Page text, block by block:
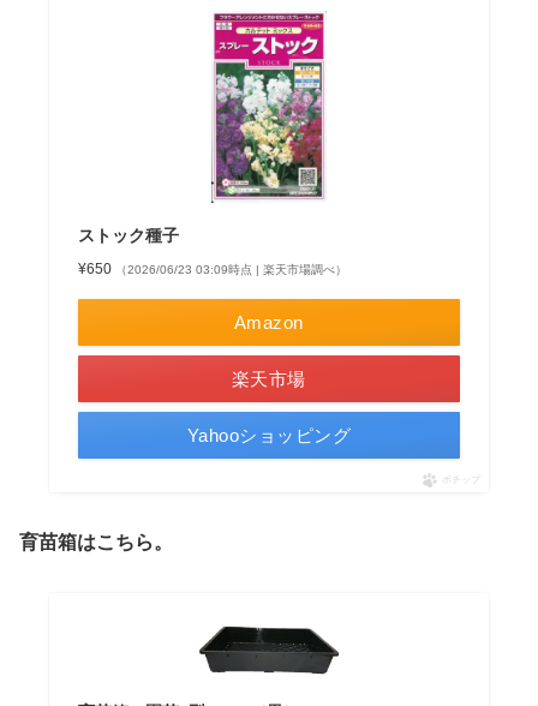
ストック種子
¥650 （2026/06/23 03:09時点 | 楽天市場調べ）
Amazon
楽天市場
Yahooショッピング
ポチップ
育苗箱はこちら。